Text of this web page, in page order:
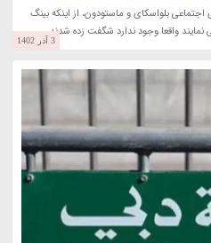
بلواسکای و ماستودون، از اینکه بینگ
واقعا وجود ندارد شگفت زده شدند.
3 آذر 1402